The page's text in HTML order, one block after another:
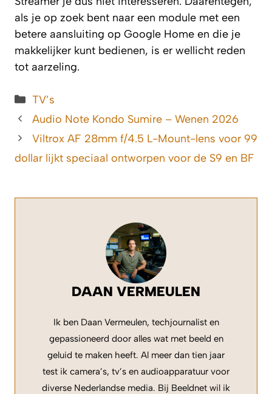
als je op zoek bent naar een module met een
betere aansluiting op Google Home en die je
makkelijker kunt bedienen, is er wellicht reden
tot aarzeling.
Categorieën
TV’s
Audio Note Kondo Sumire – Wenen 2026
Viltrox AF 28mm f/4.5 L-Mount-lens voor 99
dollar lijkt speciaal ontworpen voor de S9 en BF
DAAN VERMEULEN
Ik ben Daan Vermeulen, techjournalist en
gepassioneerd door alles wat met beeld en
geluid te maken heeft. Al meer dan tien jaar
test ik camera’s, tv’s en audioapparatuur voor
diverse Nederlandse media. Bij Beeldnet wil ik